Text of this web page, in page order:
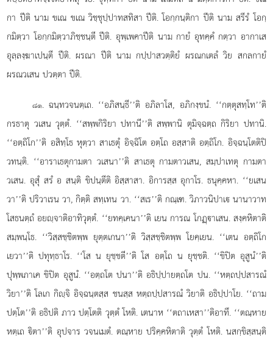
กา ปีติ นาม ขเณ ขเณ วิชฺชุปฺปาทสทิสา ปีติ. โอกฺกนฺติกา ปีติ นาม สรีรํ โอกฺ
กมิตฺวา โอกฺกมิตฺวาภิชฺชนฺตี ปีติ. อุพฺเพคาปีติ นาม กายํ อุทคฺคํ กตฺวา อากาเส
อุลฺลงฺฆาเปนฺตี ปีติ. ผรณา ปีติ นาม กปฺปาสวตฺติยํ ผรณกเตลํ วิย สกลกายํ
ผรณวเสน ปวตฺตา ปีติ.
๘๑. ฉนฺทวจนตฺเถ. ‘‘อภิสนฺธี’’ติ อภิลาโส, อภิกงฺขนํ. ‘‘กตฺตุสทฺโท’’ติ
กรธาตุ วเสน วุตฺตํ. ‘‘สพฺพกิริยา ปทานี’’ติ สพฺพานิ ตุมิจฺฉตฺถ กิริยา ปทานิ.
‘‘อตฺถิโก’’ติ อสิทฺโธ หุตฺวา สาเธตุํ อิจฺฉิโต อตฺโถ อสฺสาติ อตฺถิโก. อิจฺฉนฺโตติปิ
วทนฺติ. ‘‘อาราเธตุกามตา วเสนา’’ติ สาเธตุ กามตาวเสน, สมฺปาเทตุ กามตา
วเสน. อุสุํ สรํ อ สนฺติ ขิปนฺตีติ อิสฺสาสา. อิการสฺส อุกาโร. ธนุคฺคหา. ‘‘ยเสน
วา’’ติ ปริวาเรน วา, กิตฺติ สทฺเทน วา. ‘‘สเร’’ติ กณฺเฑ. วิภาวนิปาเ นานาวาท
โสธนตฺถํ อยฺจาติอาทิวุตฺตํ. ‘‘ยทคฺเคนา’’ติ เยน การณ โกฏฺาเสน. สงฺคหิตาติ
สมฺพนฺโธ. ‘‘วิสฺสชฺชิตพฺพ ยุตฺตเกนา’’ติ วิสฺสชฺชิตพฺพ โยคฺเยน. ‘‘เตน อตฺถิโก
เยวา’’ติ ปทุทฺธาโร. ‘‘โส น ยุชฺชตี’’ติ โส อตฺโถ น ยุชฺชติ. ‘‘ขิปิต อุสูนํ’’ติ
ปุพฺพภาเค ขิปิต อุสูนํ. ‘‘อตฺถโต ปนา’’ติ อธิปฺปายตฺถโต ปน. ‘‘หตฺถปฺปสารณํ
วิยา’’ติ โลเก กิฺจิ อิจฺฉนฺตสฺส ชนสฺส หตฺถปฺปสารณํ วิยาติ อธิปฺปาโย. ‘‘ถาม
ปตฺโต’’ติ อธิปติ ภาว ปตฺโตติ วุตฺตํ โหติ. เตนาห ‘‘ตถาเหสา’’ติอาทึ. ‘‘ตณฺหาย
หตฺเถ ิตา’’ติ อุปจาร วจนเมตํ. ตณฺหาย ปริคฺคหิตาติ วุตฺตํ โหติ. นสกฺขิสฺสนฺติ